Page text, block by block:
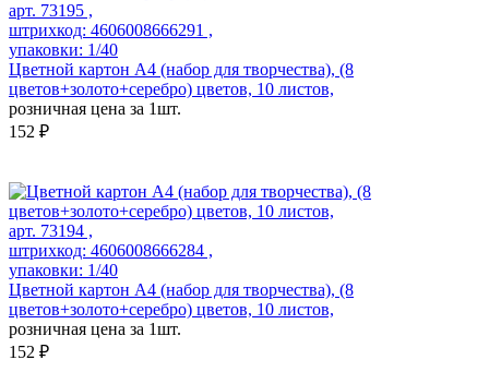
арт. 73195 ,
штрихкод: 4606008666291 ,
упаковки: 1/40
Цветной картон А4 (набор для творчества), (8
цветов+золото+серебро) цветов, 10 листов,
розничная цена за 1шт.
152 ₽
арт. 73194 ,
штрихкод: 4606008666284 ,
упаковки: 1/40
Цветной картон А4 (набор для творчества), (8
цветов+золото+серебро) цветов, 10 листов,
розничная цена за 1шт.
152 ₽